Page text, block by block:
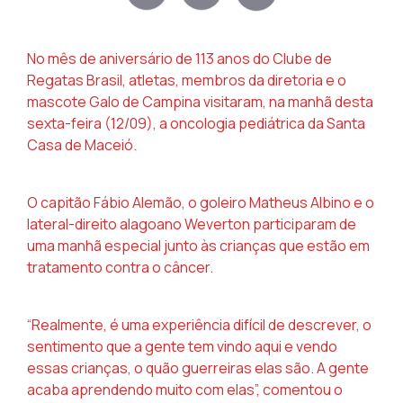
No mês de aniversário de 113 anos do Clube de
Regatas Brasil, atletas, membros da diretoria e o
mascote Galo de Campina visitaram, na manhã desta
sexta-feira (12/09), a oncologia pediátrica da Santa
Casa de Maceió.
O capitão Fábio Alemão, o goleiro Matheus Albino e o
lateral-direito alagoano Weverton participaram de
uma manhã especial junto às crianças que estão em
tratamento contra o câncer.
“Realmente, é uma experiência difícil de descrever, o
sentimento que a gente tem vindo aqui e vendo
essas crianças, o quão guerreiras elas são. A gente
acaba aprendendo muito com elas”, comentou o